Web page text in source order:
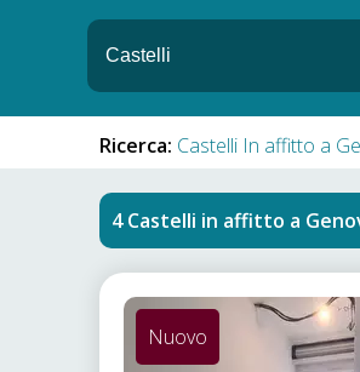
Ricerca: Castelli In affitto a
Castelli in affitto a
Nuovo